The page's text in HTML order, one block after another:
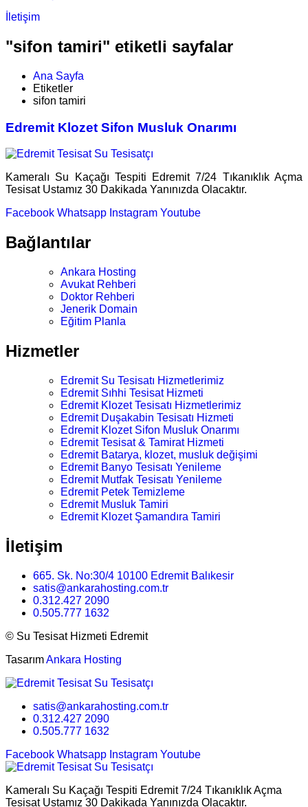
İletişim
"sifon tamiri" etiketli sayfalar
Ana Sayfa
Etiketler
sifon tamiri
Edremit Klozet Sifon Musluk Onarımı
Kameralı Su Kaçağı Tespiti Edremit 7/24 Tıkanıklık Açma
Tesisat Ustamız 30 Dakikada Yanınızda Olacaktır.
Facebook Whatsapp Instagram Youtube
Bağlantılar
Ankara Hosting
Avukat Rehberi
Doktor Rehberi
Jenerik Domain
Eğitim Planla
Hizmetler
Edremit Su Tesisatı Hizmetlerimiz
Edremit Sıhhi Tesisat Hizmeti
Edremit Klozet Tesisatı Hizmetlerimiz
Edremit Duşakabin Tesisatı Hizmeti
Edremit Klozet Sifon Musluk Onarımı
Edremit Tesisat & Tamirat Hizmeti
Edremit Batarya, klozet, musluk değişimi
Edremit Banyo Tesisatı Yenileme
Edremit Mutfak Tesisatı Yenileme
Edremit Petek Temizleme
Edremit Musluk Tamiri
Edremit Klozet Şamandıra Tamiri
İletişim
665. Sk. No:30/4 10100 Edremit Balıkesir
satis@ankarahosting.com.tr
0.312.427 2090
0.505.777 1632
© Su Tesisat Hizmeti Edremit
TasarımAnkara Hosting
satis@ankarahosting.com.tr
0.312.427 2090
0.505.777 1632
Facebook Whatsapp Instagram Youtube
Kameralı Su Kaçağı Tespiti Edremit 7/24 Tıkanıklık Açma
Tesisat Ustamız 30 Dakikada Yanınızda Olacaktır.